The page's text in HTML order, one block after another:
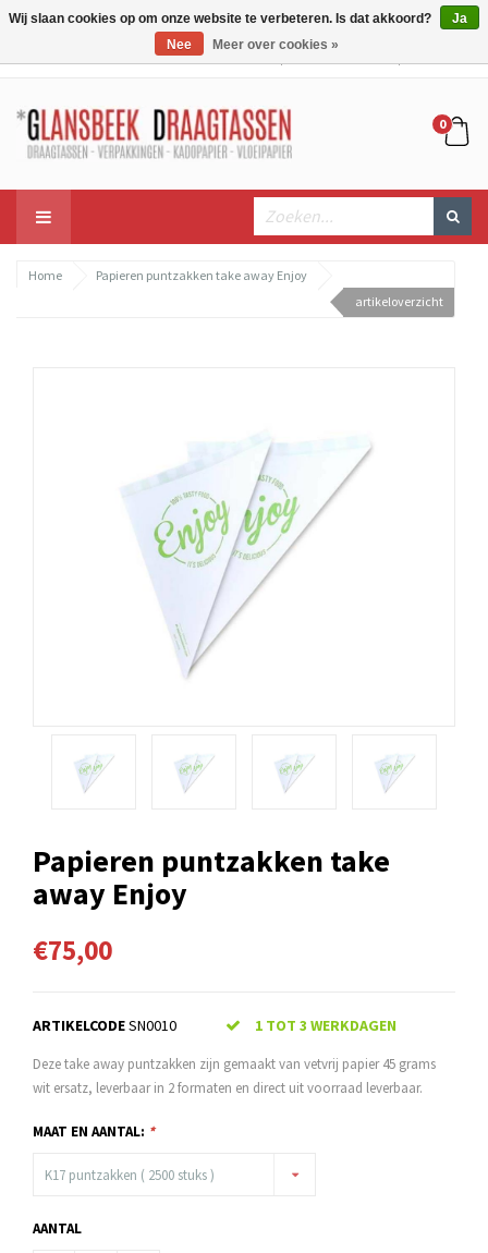
0
Home
Papieren puntzakken take away Enjoy
artikeloverzicht
Papieren puntzakken take
away Enjoy
€75,00
ARTIKELCODESN0010 1 TOT 3 WERKDAGEN
Deze take away puntzakken zijn gemaakt van vetvrij papier 45 grams
wit ersatz, leverbaar in 2 formaten en direct uit voorraad leverbaar.
MAAT EN AANTAL: *
K17 puntzakken ( 2500 stuks )
AANTAL
Wij slaan cookies op om onze website te verbeteren. Is dat akkoord?
Ja
Nee
Meer over cookies »